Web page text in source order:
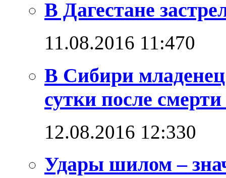
В Дагестане
11.08.2016 11:470
В Сибири
сутки после
12.08.2016 12:330
Удары шилом –